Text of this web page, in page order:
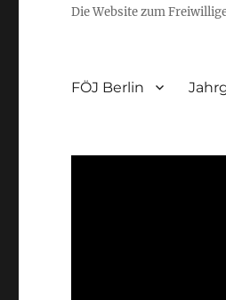
Die Website zum
FÖJ Berlin